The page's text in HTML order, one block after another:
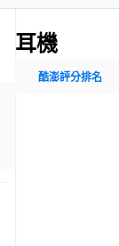
耳機
酷澎評分排名